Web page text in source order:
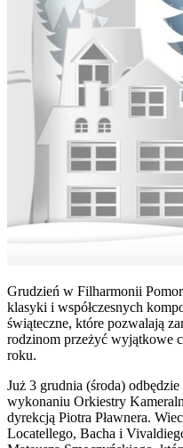
Grudzień w Filharmonii
klasyki i współczesnych
świąteczne, które pozwalają
rodzinom przeżyć wyjątkowe
roku.
Już 3 grudnia (środa)
wykonaniu Orkiestry
dyrekcją Piotra Pławnera.
Locatellego, Bacha i